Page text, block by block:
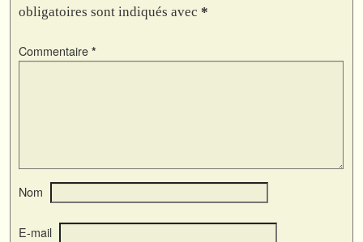
obligatoires sont indiqués avec *
Commentaire *
Nom
E-mail